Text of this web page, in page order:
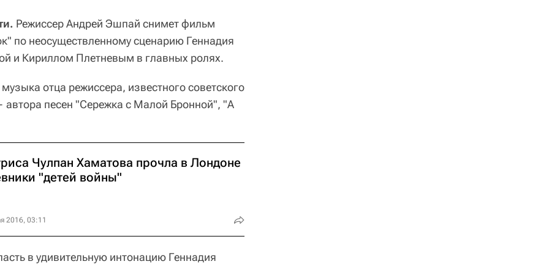
Режиссер Андрей Эшпай снимет фильм
по неосуществленному сценарию Геннадия
и Кириллом Плетневым в главных ролях.
отца режиссера, известного советского
песен "Сережка с Малой Бронной", "А
Чулпан Хаматова прочла в Лондоне
"детей войны"
2016, 03:11
в удивительную интонацию Геннадия